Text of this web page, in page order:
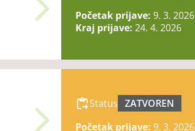
Početak prijave: 9. 3. 2026
Kraj prijave: 24. 4. 2026
Status ZATVOREN
Početak prijave: 9. 3. 2026